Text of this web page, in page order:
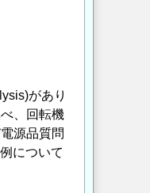
があり
、回転機
源品質問
について